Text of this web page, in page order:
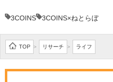
3COINS 3COINS×ねとらぼ
TOP > リサーチ > ライフ